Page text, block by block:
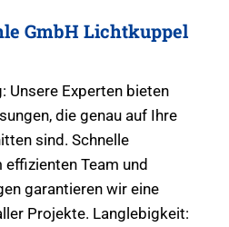
GmbH Lichtkuppel
Unsere Experten bieten
die genau auf Ihre
sind. Schnelle
Team und
garantieren wir eine
Projekte. Langlebigkeit: